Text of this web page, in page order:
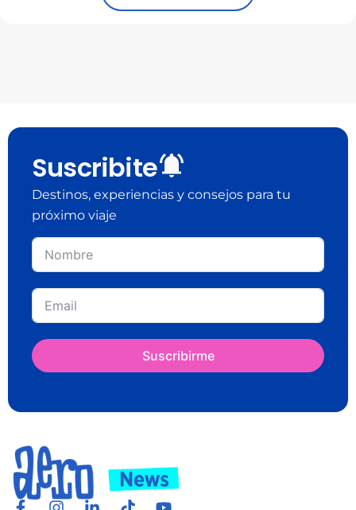
Suscribite
Destinos, experiencias y consejos para tu
próximo viaje
Suscribirme